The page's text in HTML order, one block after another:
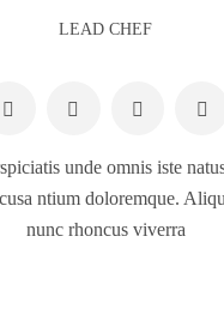
LEAD CHEF
unde omnis iste
ntium doloremque.
nunc rhoncus viverra